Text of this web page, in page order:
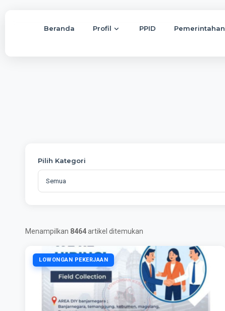
Beranda Profil PPID Pemerintahan
Pilih Kategori
Menampilkan 8464artikel ditemukan
LOWONGAN PEKERJAAN